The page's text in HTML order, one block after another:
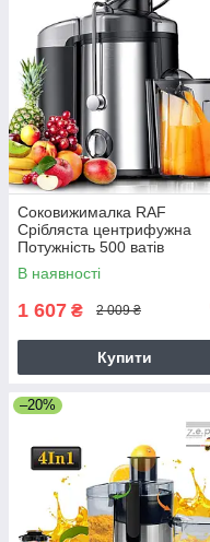
Соковижималка RAF
Срібляста центрифужна
Потужність 500 ватів
В наявності
1 607 ₴ 2 009 ₴
Купити
–20%